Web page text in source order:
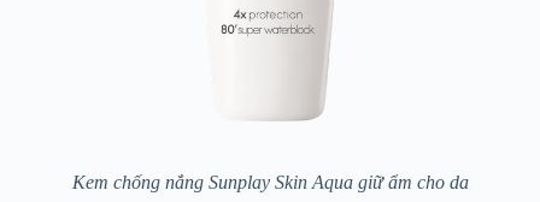
Kem chống nắng Sunplay Skin Aqua giữ ẩm cho da